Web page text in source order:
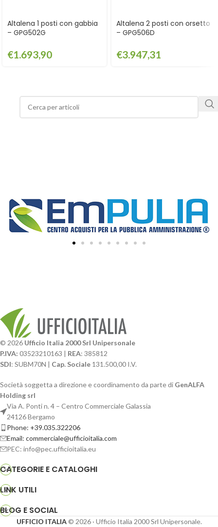
Altalena 1 posti con gabbia
– GPG502G
€1.693,90
Altalena 2 posti con orsetto
– GPG506D
€3.947,31
© 2026 Ufficio Italia 2000 Srl Unipersonale
P.IVA: 03523210163 | REA: 385812
SDI: SUBM70N | Cap. Sociale 131.500,00 I.V.
Società soggetta a direzione e coordinamento da parte di GenALFA
Holding srl
Via A. Ponti n. 4 – Centro Commerciale Galassia
24126 Bergamo
Phone: +39.035.322206
Email: commerciale@ufficioitalia.com
PEC: info@pec.ufficioitalia.eu
CATEGORIE E CATALOGHI
LINK UTILI
BLOG E SOCIAL
UFFICIO ITALIA © 2026· Ufficio Italia 2000 Srl Unipersonale.